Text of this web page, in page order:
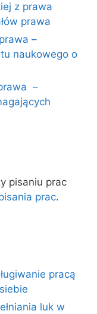
z prawa
prawa
–
naukowego o
–
pisaniu prac
prac.
pracą
luk w